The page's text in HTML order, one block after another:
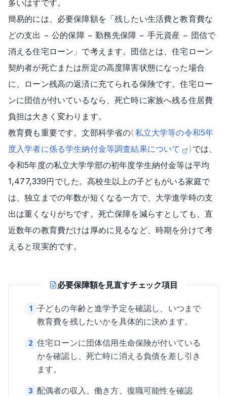
多いはずです。
簡易的には、必要保障額を「残したい生活費と教育費な
どの支出 − 公的保障 − 勤務先保障 − 手元資産 − 団信で
消える住宅ローン」で考えます。団信とは、住宅ローン
契約者が死亡または所定の高度障害状態になった場合
に、ローン残高の返済に充てられる保険です。住宅ロー
ンに団信が付いているなら、死亡時に家族へ残る住居費
負担は大きく変わります。
教育費も重要です。文部科学省の( 私立大学等の令和5年
度入学者に係る学生納付金等調査結果について
) では、
令和5年度の私立大学学部の初年度学生納付金等は平均
1,477,339円でした。高校生以上の子どもがいる家庭で
は、独立までの年数が短くなる一方で、大学進学時の支
出は重くなりがちです。死亡保障を減らすとしても、直
近数年の教育費だけは厚めに見るなど、時期を分けて考
えると現実的です。
必要保障額を見直すチェック項目
1 子どもの年齢と進学予定を確認し、いつまで
教育費を残したいかを具体的に決めます。
2 住宅ローンに団体信用生命保険が付いている
かを確認し、死亡時に消える負債を差し引き
ます。
3 配偶者の収入、働き方、復職可能性を確認